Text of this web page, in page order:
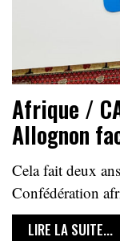
Afrique /
Allognon
Cela fait deux
Confédération
LIRE LA SUITE...